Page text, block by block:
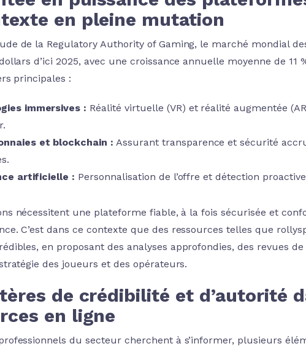
en pleine mutation
de la Regulatory Authority of Gaming, le marché mondial
d’ici 2025, avec une croissance annuelle moyenne de 11
principales :
immersives : Réalité virtuelle (VR) et réalité augmentée
et blockchain : Assurant transparence et sécurité
artificielle : Personnalisation de l’offre et détection
nécessitent une plateforme fiable, à la fois sécurisée et
C’est dans ce contexte que des ressources telles que
en proposant des analyses approfondies, des revues
des joueurs et des opérateurs.
de crédibilité et d’autorité
en ligne
du secteur cherchent à s’informer, plusieurs